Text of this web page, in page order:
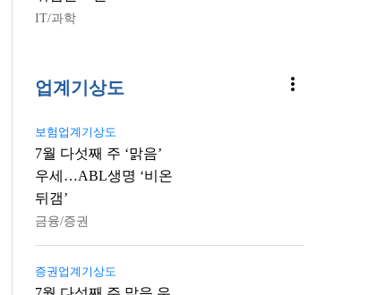
IT/과학
업계기상도 more_vert
보험업계기상도
7월 다섯째 주 ‘맑음’
우세…ABL생명 ‘비온
뒤갬’
금융/증권
증권업계기상도